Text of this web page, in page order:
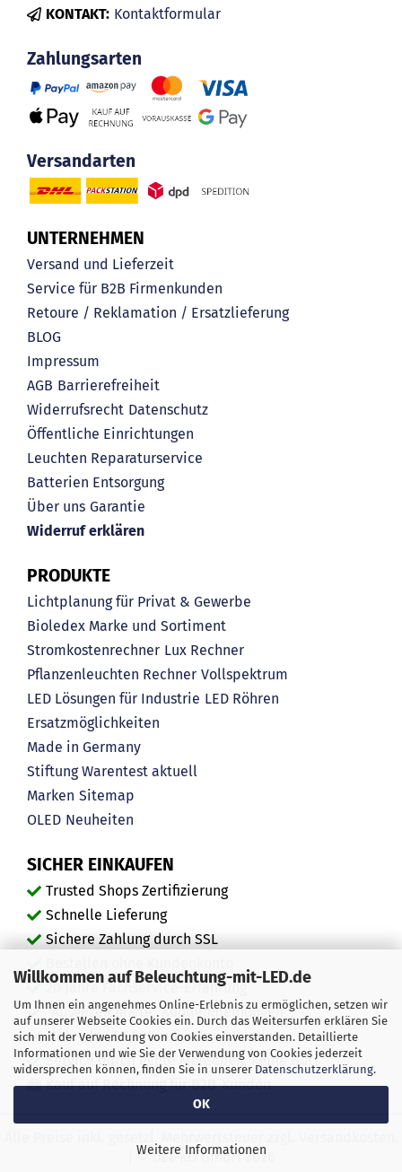
Willkommen auf Beleuchtung-mit-LED.de
Um Ihnen ein angenehmes Online-Erlebnis zu ermöglichen, setzen wir
auf unserer Webseite Cookies ein. Durch das Weitersurfen erklären Sie
sich mit der Verwendung von Cookies einverstanden. Detaillierte
Informationen und wie Sie der Verwendung von Cookies jederzeit
widersprechen können, finden Sie in unserer Datenschutzerklärung.
OK
Weitere Informationen
KONTAKT: Kontaktformular
Zahlungsarten
Versandarten
UNTERNEHMEN
Versand und Lieferzeit
Service für B2B Firmenkunden
Retoure / Reklamation / Ersatzlieferung
BLOG
Impressum
AGB Barrierefreiheit
Widerrufsrecht Datenschutz
Öffentliche Einrichtungen
Leuchten Reparaturservice
Batterien Entsorgung
Über uns Garantie
Widerruf erklären
PRODUKTE
Lichtplanung für Privat & Gewerbe
Bioledex Marke und Sortiment
Stromkostenrechner Lux Rechner
Pflanzenleuchten Rechner Vollspektrum
LED Lösungen für Industrie LED Röhren
Ersatzmöglichkeiten
Made in Germany
Stiftung Warentest aktuell
Marken Sitemap
OLED Neuheiten
SICHER EINKAUFEN
Trusted Shops Zertifizierung
Schnelle Lieferung
Sichere Zahlung durch SSL
20 Jahre Fachservice-Erfahrung
"Ausgezeichnete" Kundenmeinungen
Mehr als 450.000 zufriedene Kunden
Service durch echte Menschen, keine Bots
Kauf auf Rechnung für B2B-Kunden
| © DEL-KO GmbH 2026